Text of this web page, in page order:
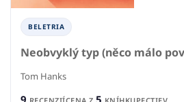
BELETRIA
Neobvyklý typ (něco málo
Tom Hanks